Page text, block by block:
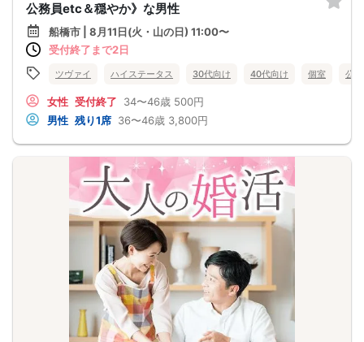
公務員etc＆穏やか》な男性
船橋市 | 8月11日(火・山の日) 11:00〜
受付終了まで2日
ツヴァイ ハイステータス 30代向け 40代向け 個室 公
女性 受付終了 34〜46歳 500円
男性 残り1席 36〜46歳 3,800円